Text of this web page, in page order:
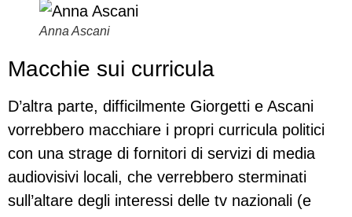
Anna Ascani
Macchie sui curricula
D’altra parte, difficilmente Giorgetti e Ascani
vorrebbero macchiare i propri curricula politici
con una strage di fornitori di servizi di media
audiovisivi locali, che verrebbero sterminati
sull’altare degli interessi delle tv nazionali (e